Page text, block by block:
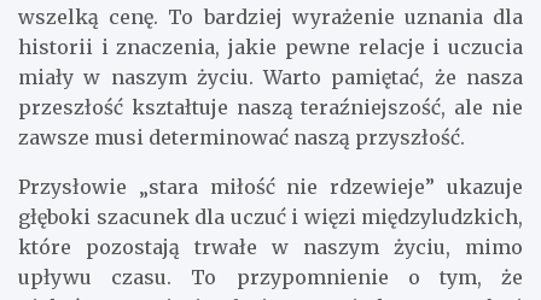
wszelką cenę. To bardziej wyrażenie uznania dla
historii i znaczenia, jakie pewne relacje i uczucia
miały w naszym życiu. Warto pamiętać, że nasza
przeszłość kształtuje naszą teraźniejszość, ale nie
zawsze musi determinować naszą przyszłość.
Przysłowie „stara miłość nie rdzewieje” ukazuje
głęboki szacunek dla uczuć i więzi międzyludzkich,
które pozostają trwałe w naszym życiu, mimo
upływu czasu. To przypomnienie o tym, że